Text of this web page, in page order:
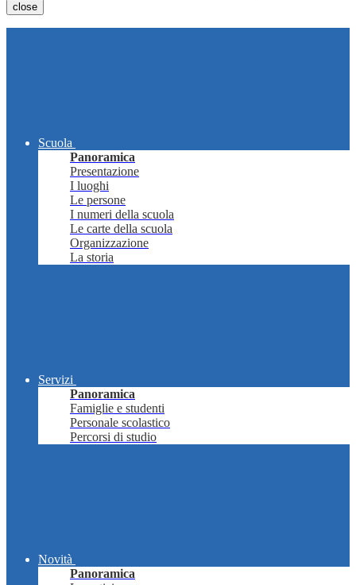
close
Scuola
Panoramica
Presentazione
I luoghi
Le persone
I numeri della scuola
Le carte della scuola
Organizzazione
La storia
Servizi
Panoramica
Famiglie e studenti
Personale scolastico
Percorsi di studio
Novità
Panoramica